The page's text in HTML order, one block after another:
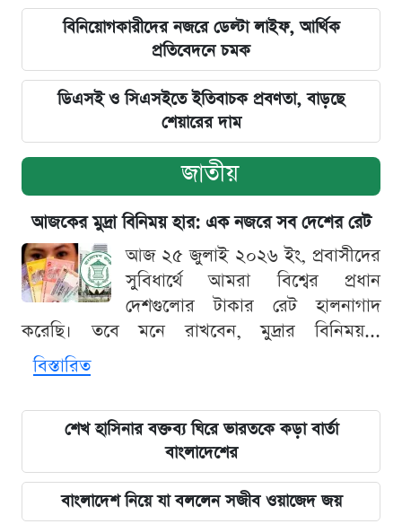
বিনিয়োগকারীদের নজরে ডেল্টা লাইফ, আর্থিক
প্রতিবেদনে চমক
ডিএসই ও সিএসইতে ইতিবাচক প্রবণতা, বাড়ছে
শেয়ারের দাম
জাতীয়
আজকের মুদ্রা বিনিময় হার: এক নজরে সব দেশের রেট
আজ ২৫ জুলাই ২০২৬ ইং, প্রবাসীদের
সুবিধার্থে আমরা বিশ্বের প্রধান
দেশগুলোর টাকার রেট হালনাগাদ
করেছি। তবে মনে রাখবেন, মুদ্রার বিনিময়...
বিস্তারিত
শেখ হাসিনার বক্তব্য ঘিরে ভারতকে কড়া বার্তা
বাংলাদেশের
বাংলাদেশ নিয়ে যা বললেন সজীব ওয়াজেদ জয়